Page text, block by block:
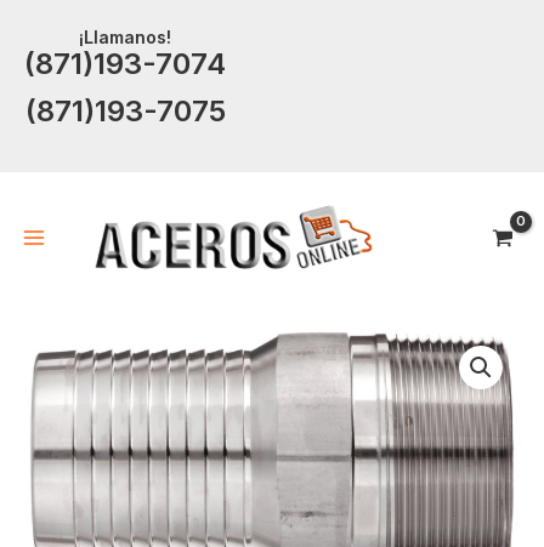
contenido
¡Llamanos!
(871)193-7074
(871)193-7075